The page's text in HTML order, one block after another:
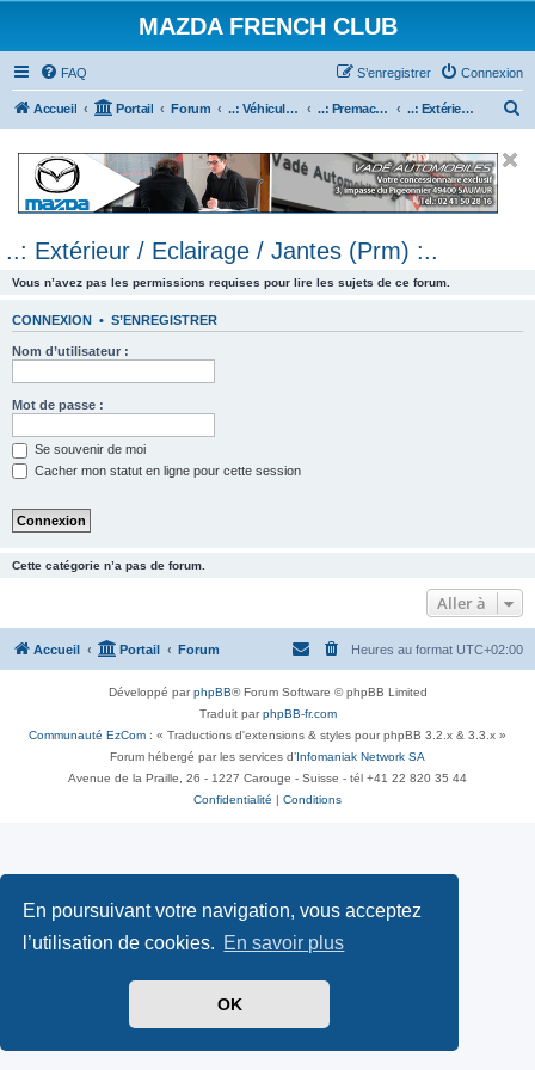
En poursuivant votre navigation, vous acceptez
l’utilisation de cookies. En savoir plus
OK
MAZDA FRENCH CLUB
FAQ Connexion
S’enregistrer
Accueil Portail Forum ..: Véhicules Mazda ancien (<2003) :.. ..: Premacy :.. ..: Extérieur / Eclairage / Jantes (Prm) :..
e
..: Extérieur / Eclairage / Jantes (Prm) :..
Vous n’avez pas les permissions requises pour lire les sujets de ce forum.
CONNEXION • S’ENREGISTRER
Nom d’utilisateur :
Mot de passe :
Se souvenir de moi
Cacher mon statut en ligne pour cette session
Cette catégorie n’a pas de forum.
Aller à
Accueil Portail Forum Heures au format UTC+02:00
Développé parphpBB® Forum Software © phpBB Limited
Traduit parphpBB-fr.com
Communauté EzCom : « Traductions d'extensions & styles pour phpBB 3.2.x & 3.3.x »
Forum hébergé par les services d’ Infomaniak Network SA
Avenue de la Praille, 26 - 1227 Carouge - Suisse - tél +41 22 820 35 44
Confidentialité
Conditions